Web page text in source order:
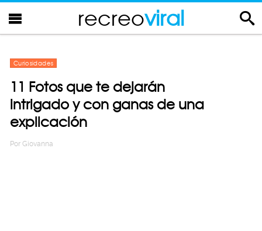
recreoviral
Curiosidades
11 Fotos que te dejarán
intrigado y con ganas de una
explicación
Por Giovanna